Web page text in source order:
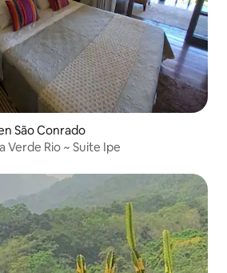
São Conrado
Verde Rio ~ Suite Ipe